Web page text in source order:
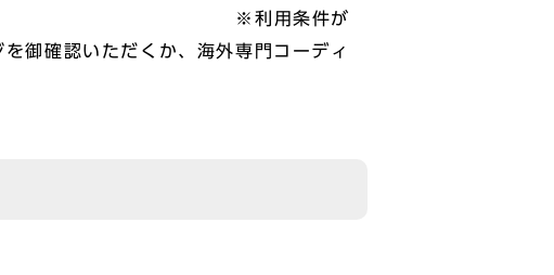
となります。 ※利用条件が
御確認いただくか、海外専門コーディ